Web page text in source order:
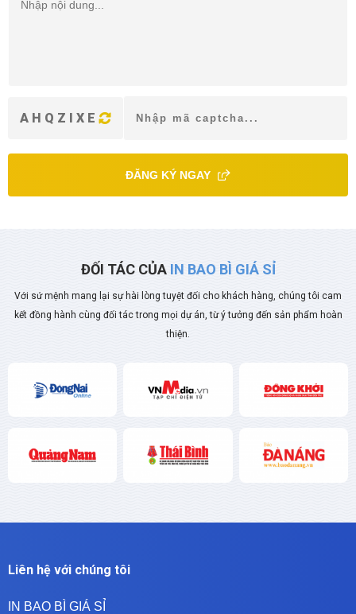
AHQZIXE
ĐĂNG KÝ NGAY
ĐỐI TÁC CỦA IN BAO BÌ GIÁ SỈ
Với sứ mệnh mang lại sự hài lòng tuyệt đối cho khách hàng, chúng tôi cam
kết đồng hành cùng đối tác trong mọi dự án, từ ý tưởng đến sản phẩm hoàn
thiện.
Liên hệ với chúng tôi
IN BAO BÌ GIÁ SỈ